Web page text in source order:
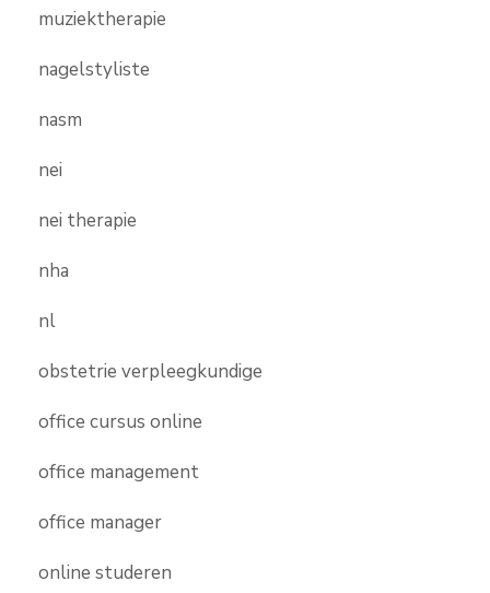
muziektherapie
nagelstyliste
nasm
nei
nei therapie
nha
nl
obstetrie verpleegkundige
office cursus online
office management
office manager
online studeren